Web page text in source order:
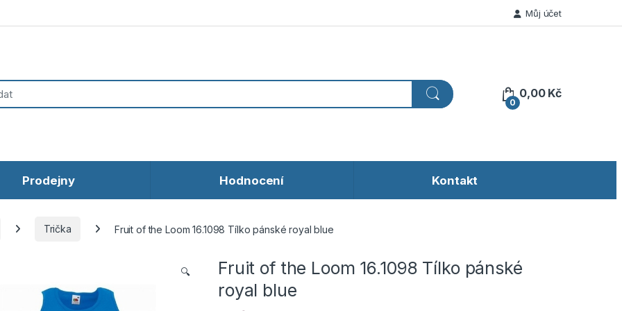
Můj účet
0
0,00 Kč
Prodejny Hodnocení Kontakt
Trička Fruit of the Loom 16.1098 Tílko pánské royal blue
🔍
Fruit of the Loom 16.1098 Tílko pánské
royal blue